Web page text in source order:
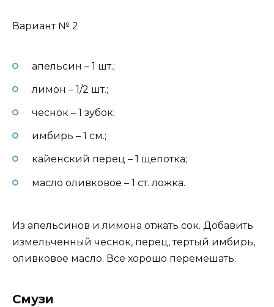
Вариант № 2
апельсин – 1 шт.;
лимон – 1/2 шт.;
чеснок – 1 зубок;
имбирь – 1 см.;
кайенский перец – 1 щепотка;
масло оливковое – 1 ст. ложка.
Из апельсинов и лимона отжать сок. Добавить
измельченный чеснок, перец, тертый имбирь,
оливковое масло. Все хорошо перемешать.
Смузи